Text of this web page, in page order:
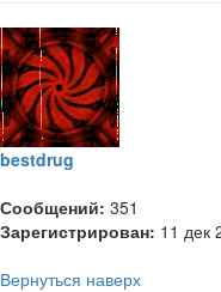
bestdrug
Сообщений: 351
Зарегистрирован: 11 дек
Вернуться наверх